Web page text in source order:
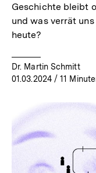
Geschichte bleibt
und was verrät
heute?
Dr. Martin Schmitt
01.03.2024/ 11